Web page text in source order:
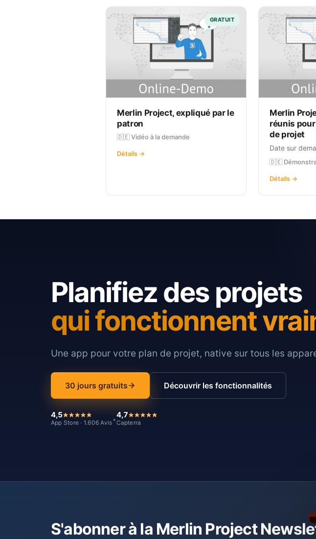
GRATUIT
Merlin Project, expliqué par le
patron
🇩🇪 Vidéo à la demande
Détails →
Merlin
réunis
de projet
Date sur
🇩🇪
Détails →
Planifiez des projets
qui fonctionnent
Une app pour votre plan de projet, native sur tous les
30 jours gratuits Découvrir les fonctionnalités
4,5
App Store · 1.606 Avis *
4,7
Capterra
S'abonner à la Merlin Project